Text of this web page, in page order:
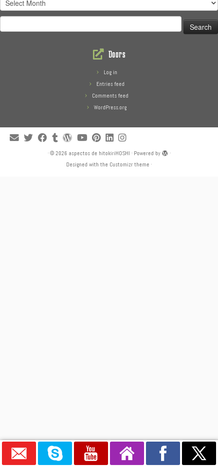
for:
Doors
Log in
Entries feed
Comments feed
WordPress.org
· © 2026 aspectos de hitokiriHOSHI · Powered by
·
Designed with the Customizr theme ·